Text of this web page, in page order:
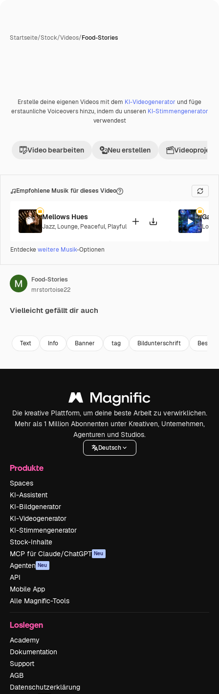
Startseite/Stock/Videos/Food-Stories
Premium
Erstelle deine eigenen Videos mit dem KI-Videogenerator und füge
erstaunliche Voiceovers hinzu, indem du unseren KI-Stimmengenerator
verwendest
Video bearbeiten Neu erstellen Videoprojekt
Empfohlene Musik für dieses Video
Mellows Hues
Jazz, Lounge, Peaceful, Playful
Entdeckeweitere Musik-Optionen
Food-Stories
mrstortoise22
Vielleicht gefällt dir auch
Text Info Banner tag Bildunterschrift
Die kreative Plattform, um deine beste Arbeit zu verwirklichen.
Mehr als 1 Million Abonnenten unter Kreativen, Unternehmen,
Agenturen und Studios.
Deutsch
Produkte
Spaces
KI-Assistent
KI-Bildgenerator
KI-Videogenerator
KI-Stimmengenerator
Stock-Inhalte
MCP für Claude/ChatGPT Neu
Agenten Neu
API
Mobile App
Alle Magnific-Tools
Loslegen
Academy
Dokumentation
Support
AGB
Datenschutzerklärung